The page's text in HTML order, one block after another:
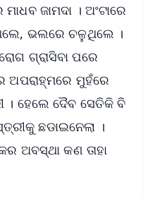
ଜାମଦା । ଅଂଟାରେ
ଭଲରେ ଚଳୁଥିଲେ ।
ଗ୍ରାସିବା ପରେ
ଅପରାହ୍ମରେ ମୁହଁରେ
। ହେଲେ ଦୈବ ସେତିକି ବି
ଛଡାଇନେଲା ।
ଅବସ୍ଥା କଣ ତାହା